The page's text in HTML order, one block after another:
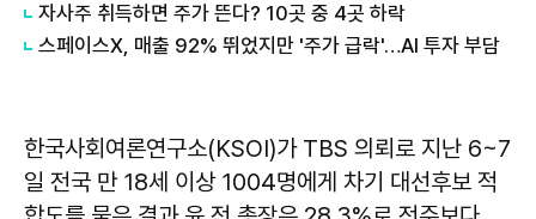
자사주 취득하면 주가 뜬다? 10곳 중 4곳 하락
스페이스X, 매출 92% 뛰었지만 '주가 급락'…AI 투자 부담
한국사회여론연구소(KSOI)가 TBS 의뢰로 지난 6~7
일 전국 만 18세 이상 1004명에게 차기 대선후보 적